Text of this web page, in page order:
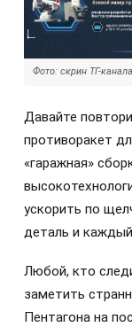
Фото: скрин ТГ-
Давайте
противоракет
«гаражная»
ускорить по
деталь и
Любой, кто
заметить
Пентагона на